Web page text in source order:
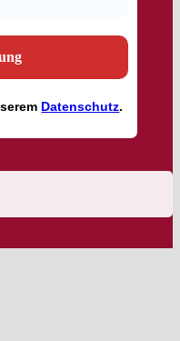
Datenschutz.